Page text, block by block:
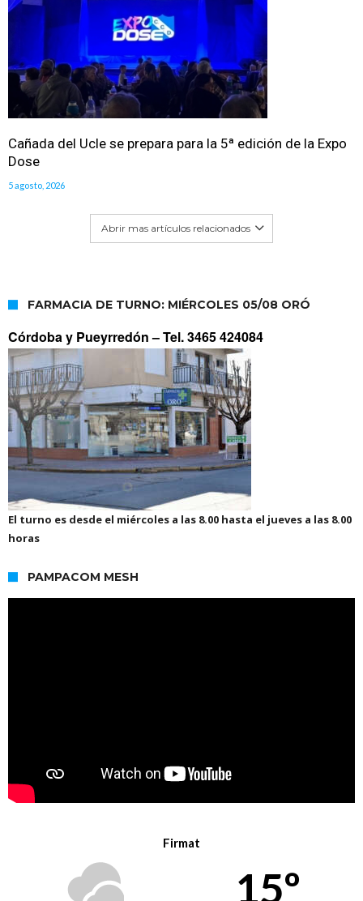
Cañada del Ucle se prepara para la 5ª edición de la Expo
Dose
5 agosto, 2026
Abrir mas artículos relacionados
FARMACIA DE TURNO: MIÉRCOLES 05/08 ORÓ
Córdoba y Pueyrredón –Tel. 3465 424084
El turno es desde el miércoles a las 8.00 hasta el jueves a las 8.00
horas
PAMPACOM MESH
Firmat
15º